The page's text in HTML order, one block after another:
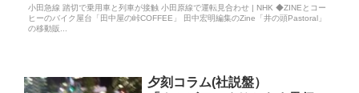
小田急線 踏切で乗用車と列車が接触 小田原線で運転見合わせ | NHK ◆ZINEとコー
ヒーのバイク屋台「田中屋の峠COFFEE」 田中宏明編集のZine「井の頭Pastoral」
の移動販...
夕刻コラム(社説盤）